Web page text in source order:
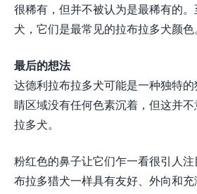
很稀有，但并不被认为是最稀有的
犬，它们是最常见的拉布拉多犬颜色。
最后的想法
达德利拉布拉多犬可能是一种独特
睛区域没有任何色素沉着，但这并
拉多犬。
粉红色的鼻子让它们乍一看很引人
布拉多猎犬一样具有友好、外向和充